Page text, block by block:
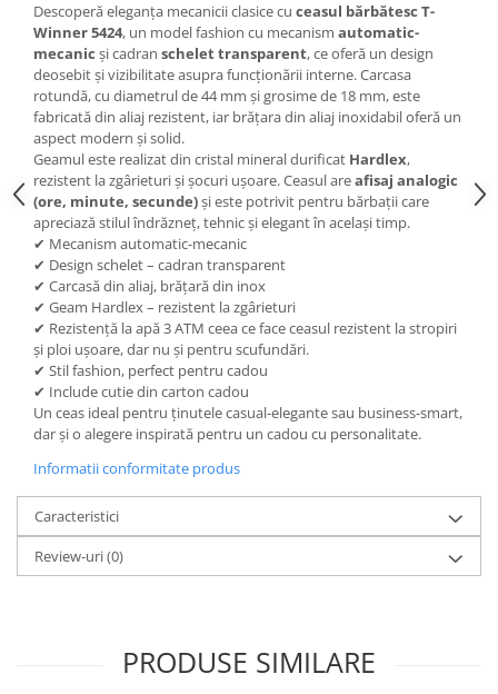
Descoperă eleganța mecanicii clasice cu ceasul bărbătesc T-
Winner 5424, un model fashion cu mecanism automatic-
mecanic și cadran schelet transparent, ce oferă un design
deosebit și vizibilitate asupra funcționării interne. Carcasa
rotundă, cu diametrul de 44 mm și grosime de 18 mm, este
fabricată din aliaj rezistent, iar brățara din aliaj inoxidabil oferă un
aspect modern și solid.
Geamul este realizat din cristal mineral durificat Hardlex,
rezistent la zgârieturi și șocuri ușoare. Ceasul areafisaj analogic
(ore, minute, secunde)și este potrivit pentru bărbații care
apreciază stilul îndrăzneț, tehnic și elegant în același timp.
✔ Mecanism automatic-mecanic
✔ Design schelet – cadran transparent
✔ Carcasă din aliaj, brățară din inox
✔ Geam Hardlex – rezistent la zgârieturi
✔ Rezistență la apă 3 ATM ceea ce face ceasul rezistent la stropiri
și ploi ușoare, dar nu și pentru scufundări.
✔ Stil fashion, perfect pentru cadou
✔ Include cutie din carton cadou
Un ceas ideal pentru ținutele casual-elegante sau business-smart,
dar și o alegere inspirată pentru un cadou cu personalitate.
Informatii conformitate produs
Caracteristici
Review-uri(0)
PRODUSE SIMILARE